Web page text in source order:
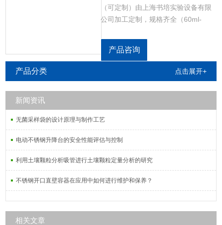
（可定制）由上海书培实验设备有限
公司加工定制，规格齐全（60ml-
好，稳固结实。采用不锈钢丝焊制而
成，适用于还各种实验，可用各种消
产品咨询
产品分类 点击展开+
新闻资讯
无菌采样袋的设计原理与制作工艺
电动不锈钢升降台的安全性能评估与控制
利用土壤颗粒分析吸管进行土壤颗粒定量分析的研究
不锈钢开口直壁容器在应用中如何进行维护和保养？
相关文章